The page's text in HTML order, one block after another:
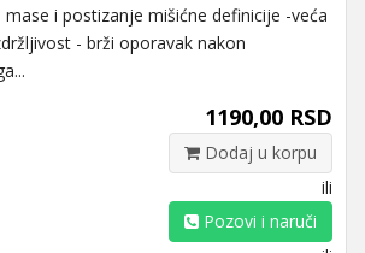
i postizanje mišićne definicije -veća
- brži oporavak nakon
1190,00 RSD
Dodaj u korpu
ili
Pozovi i naruči